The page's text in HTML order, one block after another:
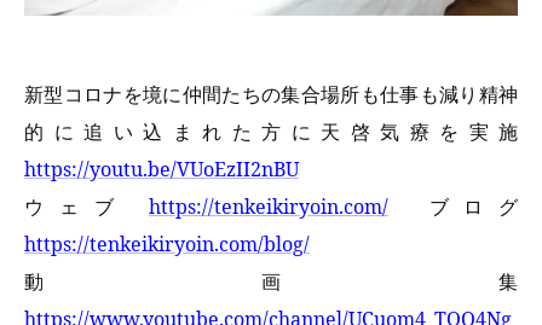
新型コロナを境に仲間たちの集合場所も仕事も減り精神
的に追い込まれた方に天啓気療を実施
https://youtu.be/VUoEzII2nBU
ウェブ https://tenkeikiryoin.com/ ブログ
https://tenkeikiryoin.com/blog/
動画集
https://www.youtube.com/channel/UCuom4_TOQ4Ng